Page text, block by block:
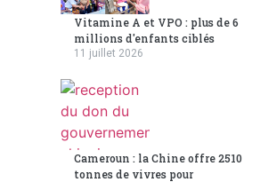
Vitamine A et VPO : plus de 6
millions d'enfants ciblés
11 juillet 2026
Cameroun : la Chine offre 2510
tonnes de vivres pour